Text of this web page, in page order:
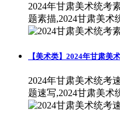
2024年甘肃美术统考
题素描,2024甘肃美术
【美术类】2024年甘肃美
2024年甘肃美术统考
题速写,2024甘肃美术